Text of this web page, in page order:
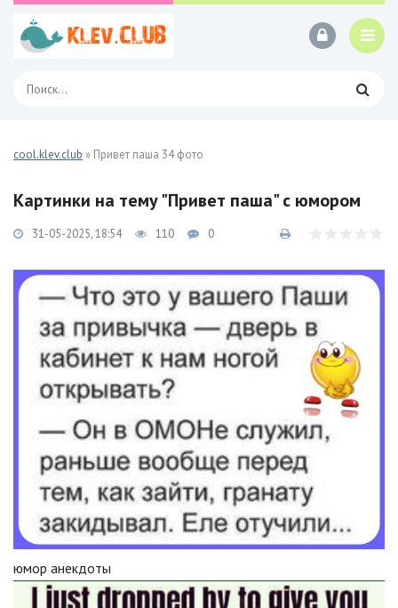
cool.klev.club » Привет паша 34 фото
Картинки на тему "Привет паша" с юмором
31-05-2025, 18:54 110 0
юмор анекдоты